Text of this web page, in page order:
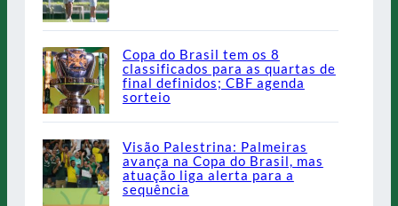
Copa do Brasil tem os 8
classificados para as quartas de
final definidos; CBF agenda
sorteio
Visão Palestrina: Palmeiras
avança na Copa do Brasil, mas
atuação liga alerta para a
sequência